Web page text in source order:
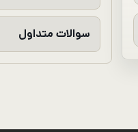
سوالات متداول